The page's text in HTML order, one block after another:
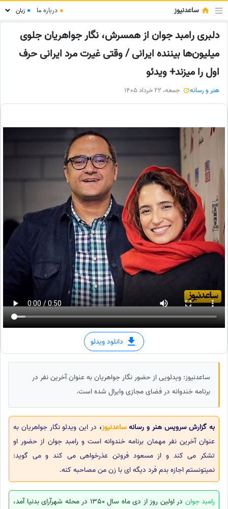
ساعدنیوز ● درباره ما ●
دلبری رامبد جوان از همسرش، نگار جواهریان جلوی
میلیون‌ها بیننده ایرانی / وقتی غیرت مرد ایرانی حرف
اول را میزند+ ویدئو
هنر و رسانه جمعه، 22 خرداد 1405
دانلود ویدئو
ساعدنیوز: ویدئویی از حضور نگار جواهریان به عنوان آخرین نفر در
برنامه خندوانه در فضای مجازی وایرال شده است.
به گزارش سرویس هنر و رسانهساعدنیوز، در این ویدئو نگار جواهریان به
عنوان آخرین نفر مهمان برنامه خندوانه است و رامبد جوان از حضور او
تشکر می کند و از مسعود فروتن عذرخواهی می کند و می گوید:
نمیتونستم اجازه بدم فرد دیگه ای با زن من مصاحبه کنه.
رامبد جوان
در اولین روز از دی ماه سال 1350 در محله شهرآرای بدنیا آمد،